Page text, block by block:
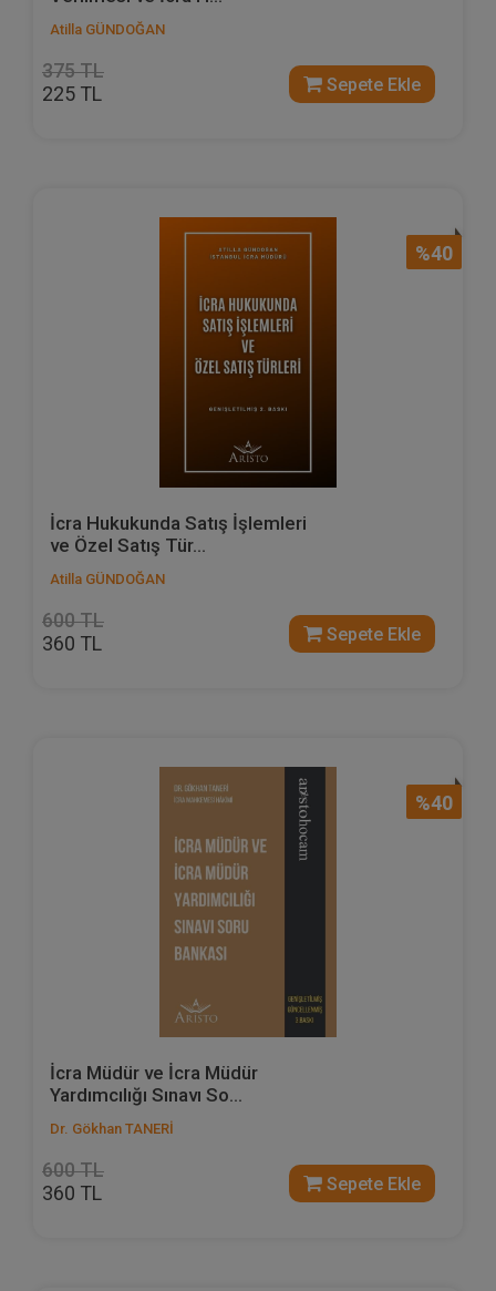
Atilla GÜNDOĞAN
375 TL
225 TL Sepete Ekle
%40
İcra Hukukunda Satış İşlemleri
ve Özel Satış Tür...
Atilla GÜNDOĞAN
600 TL
360 TL Sepete Ekle
%40
İcra Müdür ve İcra Müdür
Yardımcılığı Sınavı So...
Dr. Gökhan TANERİ
600 TL
360 TL Sepete Ekle